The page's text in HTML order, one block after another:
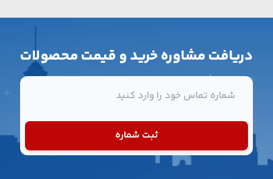
دریافت مشاوره خرید و قیمت محصولات
ثبت شماره